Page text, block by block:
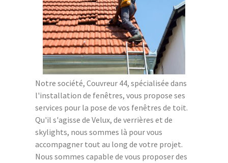
Notre société, Couvreur 44, spécialisée dans
l'installation de fenêtres, vous propose ses
services pour la pose de vos fenêtres de toit.
Qu'il s'agisse de Velux, de verrières et de
skylights, nous sommes là pour vous
accompagner tout au long de votre projet.
Nous sommes capable de vous proposer des